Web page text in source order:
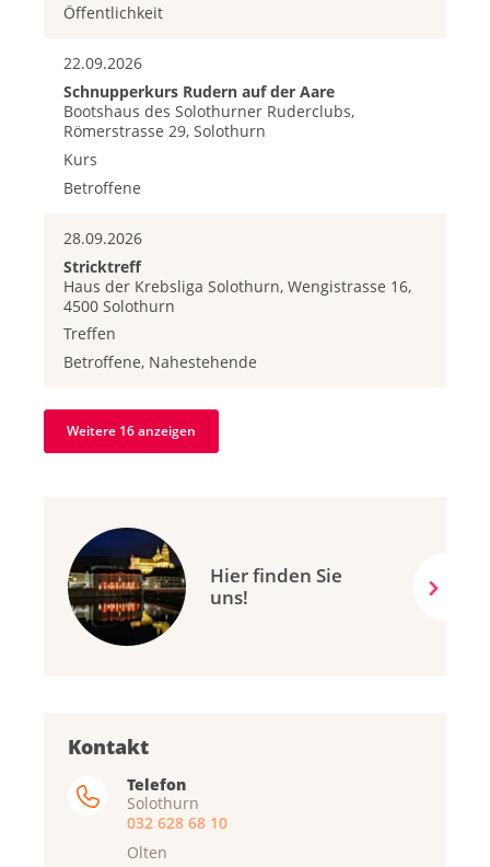
Öffentlichkeit
22.09.2026
Schnupperkurs Rudern auf der Aare
Bootshaus des Solothurner Ruderclubs,
Römerstrasse 29, Solothurn
Kurs
Betroffene
28.09.2026
Stricktreff
Haus der Krebsliga Solothurn, Wengistrasse 16,
4500 Solothurn
Treffen
Betroffene, Nahestehende
Weitere 16 anzeigen
Hier finden Sie
uns!
Kontakt
Telefon
Solothurn
032 628 68 10
Olten